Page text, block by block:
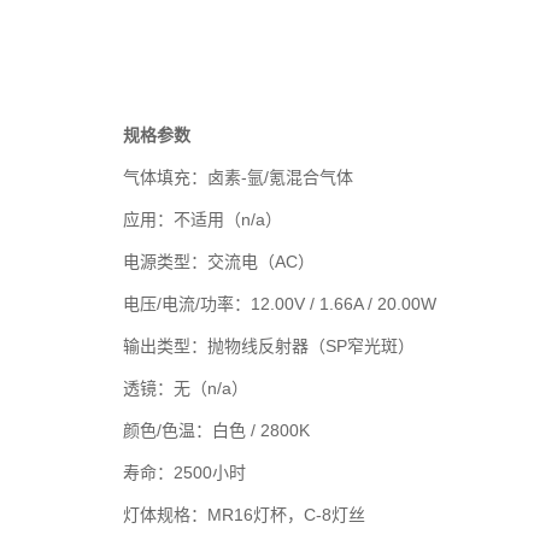
规格参数
气体填充：卤素-氩/氪混合气体
应用：不适用（n/a）
电源类型：交流电（AC）
电压/电流/功率：12.00V / 1.66A / 20.00W
输出类型：抛物线反射器（SP窄光斑）
透镜：无（n/a）
颜色/色温：白色 / 2800K
寿命：2500小时
灯体规格：MR16灯杯，C-8灯丝